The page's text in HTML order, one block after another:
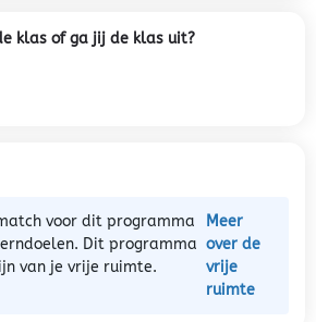
klas of ga jij de klas uit?
voor dit programma
Dit programma
van je vrije ruimte.
Meer
over de
vrije
ruimte